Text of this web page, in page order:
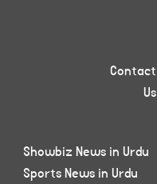
Contact
Us
Showbiz News in Urdu
Sports News in Urdu